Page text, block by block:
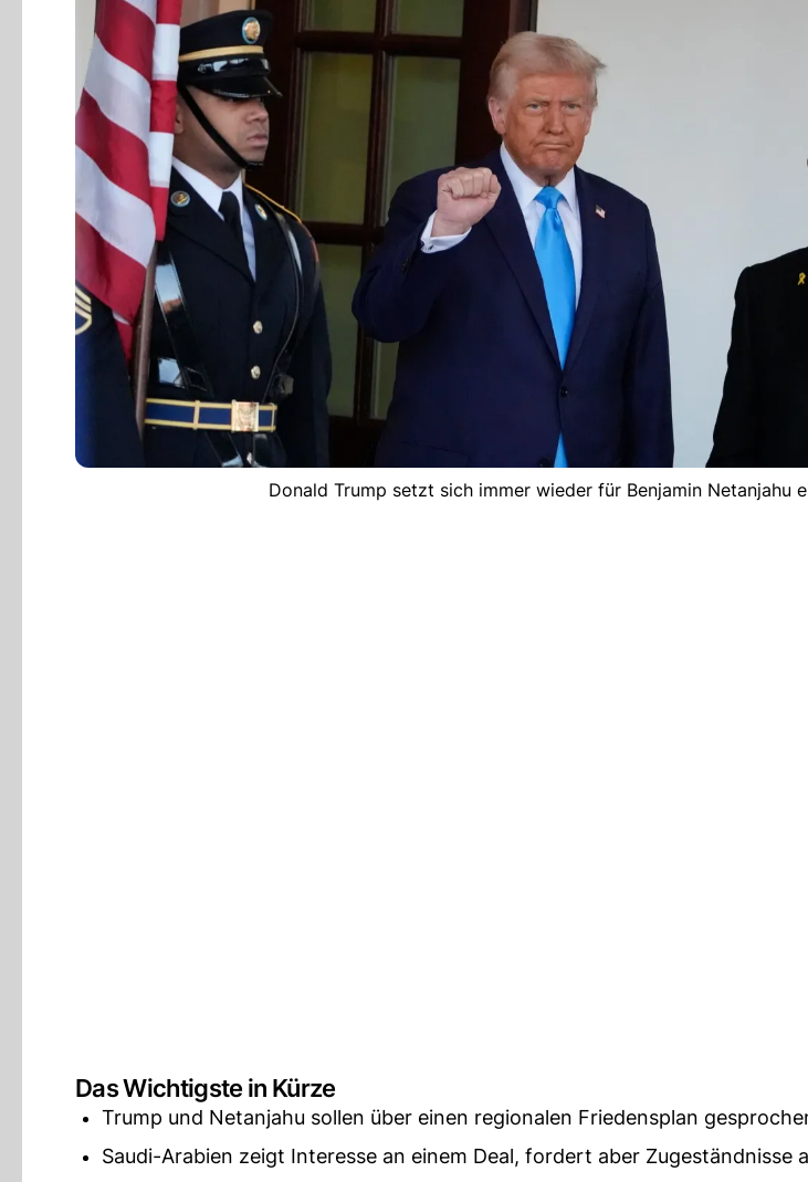
Donald Trump setzt sich immer wieder für Benjamin Netanjahu
Das Wichtigste in Kürze
Trump und Netanjahu sollen über einen regionalen Friedensplan
Saudi-Arabien zeigt Interesse an einem Deal, fordert aber Zugeständnisse